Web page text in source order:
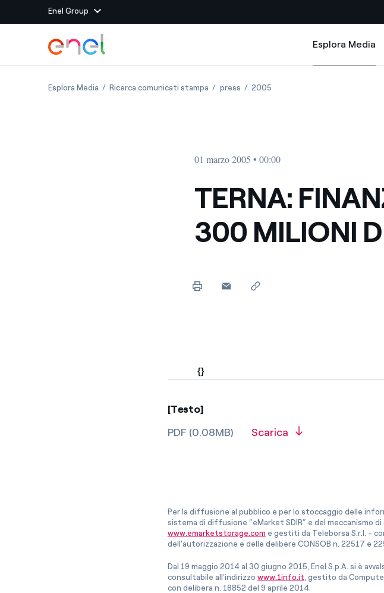
Enel Group
Siti del Gruppo
Enel Green Power Produciamo energia pulita da fonti rinnovabili
Massimizziamo la creazione di valore grazie al
rapporto con i nostri fornitori
Sosteniamo le iniziative delle organizzazioni non
Vai al contenuto principale
Esplora Media
Esplora Media
Esplora MediaTERNA: FINANZIAMENTO DA 300 MILIONI DI EURO DA BEI
Ricerca comunicati stampa TERNA: FINANZIAMENTO DA 300 MILIONI DI
pressTERNA: FINANZIAMENTO DA 300
2005
01 marzo 2005 • 00:00
TERNA:
300 MILIONI
{}
[Testo]
PDF (0.08MB)
Scarica
Per la diffusione al pubblico e per lo stoccaggio delle
sistema di diffusione “eMarket SDIR” e del meccanismo
www.emarketstorage.com e gestiti da Teleborsa S.r.l. -
dell'autorizzazione e delle delibere CONSOB n. 22517 e
Dal 19 maggio 2014 al 30 giugno 2015, Enel S.p.A. si è
consultabile all’indirizzo www.1info.it, gestito da
con delibera n. 18852 del 9 aprile 2014.